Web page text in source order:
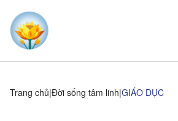
Trang chủ Đời sống tâm linh GIÁO DỤC